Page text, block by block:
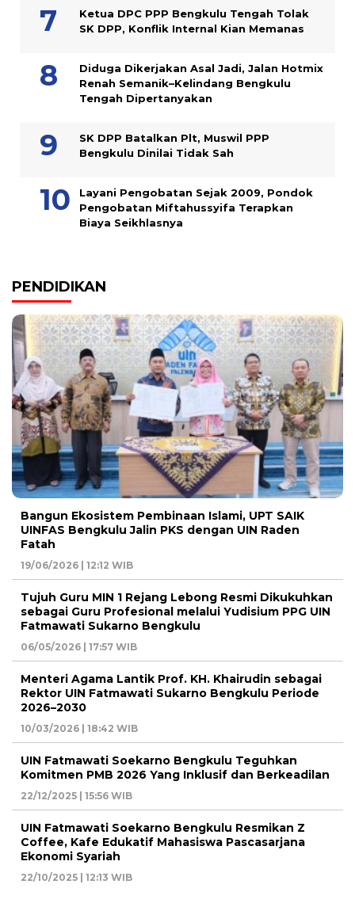
Ketua DPC PPP Bengkulu Tengah Tolak
SK DPP, Konflik Internal Kian Memanas
Diduga Dikerjakan Asal Jadi, Jalan Hotmix
Renah Semanik–Kelindang Bengkulu
Tengah Dipertanyakan
SK DPP Batalkan Plt, Muswil PPP
Bengkulu Dinilai Tidak Sah
Layani Pengobatan Sejak 2009, Pondok
Pengobatan Miftahussyifa Terapkan
Biaya Seikhlasnya
PENDIDIKAN
Bangun Ekosistem Pembinaan Islami, UPT SAIK
UINFAS Bengkulu Jalin PKS dengan UIN Raden
Fatah
19/06/2026 | 12:12 WIB
Tujuh Guru MIN 1 Rejang Lebong Resmi Dikukuhkan
sebagai Guru Profesional melalui Yudisium PPG UIN
Fatmawati Sukarno Bengkulu
06/05/2026 | 17:57 WIB
Menteri Agama Lantik Prof. KH. Khairudin sebagai
Rektor UIN Fatmawati Sukarno Bengkulu Periode
2026–2030
10/03/2026 | 18:42 WIB
UIN Fatmawati Soekarno Bengkulu Teguhkan
Komitmen PMB 2026 Yang Inklusif dan Berkeadilan
22/12/2025 | 15:56 WIB
UIN Fatmawati Soekarno Bengkulu Resmikan Z
Coffee, Kafe Edukatif Mahasiswa Pascasarjana
Ekonomi Syariah
22/10/2025 | 12:13 WIB